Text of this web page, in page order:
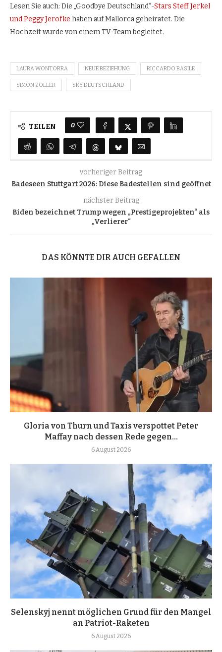
Lesen Sie auch: Die „Goodbye Deutschland“-Stars Steff Jerkel
und Peggy Jerofke haben auf Mallorca geheiratet. Die
Hochzeit wurde von einem TV-Team begleitet.
LAURA WONTORRA NEUE BEZIEHUNG RICCARDO BASILE
SIMON ZOLLER SKY DEUTSCHLAND
TEILEN 0
vorheriger Beitrag
Badeseen Stuttgart 2026: Diese Badestellen sind geöffnet
nächster Beitrag
Biden bezeichnet Trump wegen „Prestigeprojekten“ als
„Verlierer“
DAS KÖNNTE DIR AUCH GEFALLEN
Gloria von Thurn und Taxis verspottet Peter
Maffay nach dessen Rede gegen...
6 August 2026
Selenskyj nennt möglichen Grund für den Mangel
an Patriot-Raketen
6 August 2026